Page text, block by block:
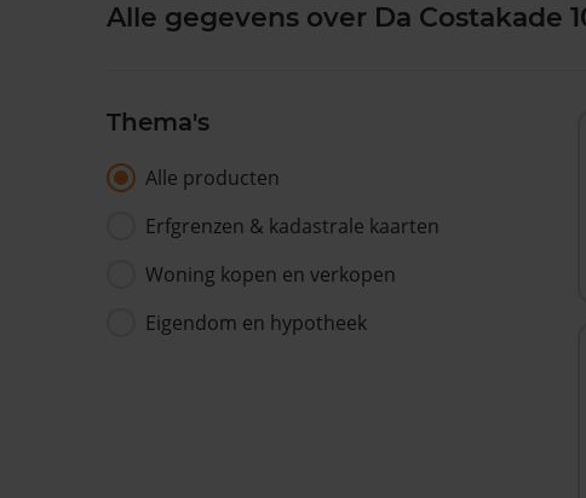
Alle gegevens over Da Costakade
Thema's
Alle producten
Erfgrenzen & kadastrale kaarten
Woning kopen en verkopen
Eigendom en hypotheek